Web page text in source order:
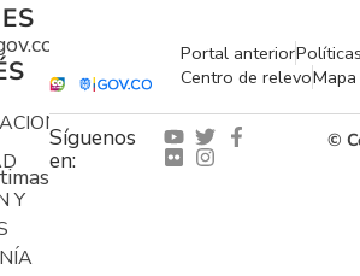
Y
Portal anterior
Centro de relevo
Síguenos
en:
©